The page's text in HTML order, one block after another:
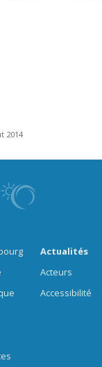
2014
Actualités
Acteurs
Accessibilité